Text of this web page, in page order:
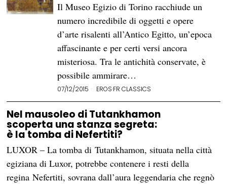
Il Museo Egizio di Torino racchiude un
numero incredibile di oggetti e opere
d’arte risalenti all’Antico Egitto, un’epoca
affascinante e per certi versi ancora
misteriosa. Tra le antichità conservate, è
possibile ammirare…
07/12/2015 EROS·FR CLASSICS
Nel mausoleo di Tutankhamon
scoperta una stanza segreta:
è la tomba di Nefertiti?
LUXOR – La tomba di Tutankhamon, situata nella città
egiziana di Luxor, potrebbe contenere i resti della
regina Nefertiti, sovrana dall’aura leggendaria che regnò